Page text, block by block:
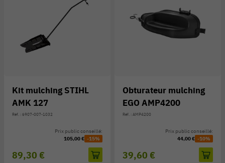
Kit mulching STIHL
AMK 127
Réf. : 6907-007-1032
89,30 €
Prix public conseillé:
105,00 € -15%
Obturateur mulching
EGO AMP4200
Réf. : AMP4200
39,60 €
Prix public conseillé:
44,00 € -10%